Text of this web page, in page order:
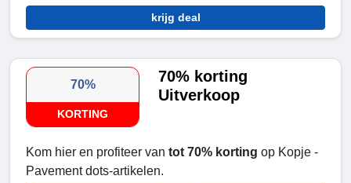
krijg deal
70%
KORTING
70% korting
Uitverkoop
Kom hier en profiteer van tot 70% korting op Kopje -
Pavement dots-artikelen.